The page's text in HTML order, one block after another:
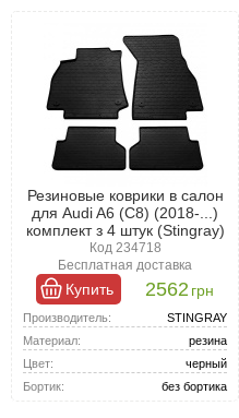
Резиновые коврики в салон
для Audi A6 (C8) (2018-...)
комплект з 4 штук (Stingray)
Код 234718
Бесплатная доставка
Купить 2562 грн
Производитель:
STINGRAY
Материал:
резина
Цвет:
черный
Бортик:
без бортика